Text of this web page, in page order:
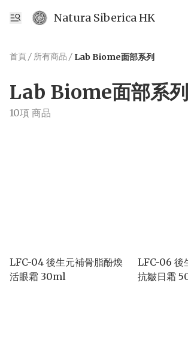
Natura Siberica HK
首頁/ 所有商品 / Lab Biome面部系列
Lab Biome面部系列
10項 商品
LFC-04 後生元補骨脂酚煥
活眼霜 30ml
LFC-06 後
抗皺日霜